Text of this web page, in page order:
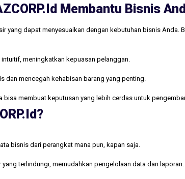
Membantu Bisnis
yang dapat menyesuaikan dengan kebutuhan bisnis
meningkatkan kepuasan pelanggan.
dan mencegah kehabisan barang yang penting.
membuat keputusan yang lebih cerdas untuk
bisnis dari perangkat mana pun, kapan saja.
terlindungi, memudahkan pengelolaan data dan laporan.